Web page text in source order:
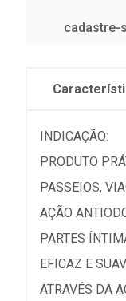
cadastre-
INDICAÇÃO:
PRODUTO
PASSEIOS,
AÇÃO
PARTES
EFICAZ E
ATRAVÉS DA